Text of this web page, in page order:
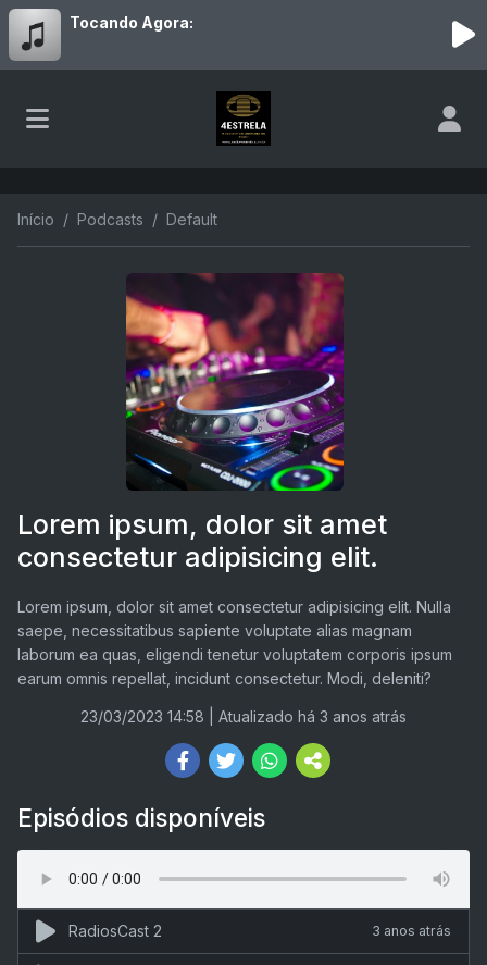
Tocando Agora:
Início Podcasts Default
Lorem ipsum, dolor sit amet
consectetur adipisicing elit.
Lorem ipsum, dolor sit amet consectetur adipisicing elit. Nulla
saepe, necessitatibus sapiente voluptate alias magnam
laborum ea quas, eligendi tenetur voluptatem corporis ipsum
earum omnis repellat, incidunt consectetur. Modi, deleniti?
23/03/2023 14:58 | Atualizado há 3 anos atrás
Episódios disponíveis
RadiosCast 2 3 anos atrás